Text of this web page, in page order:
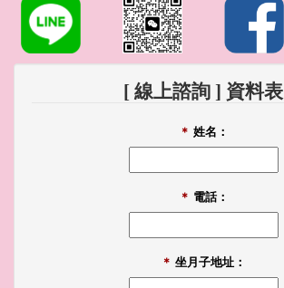
[ 線上諮詢 ] 資料表
＊ 姓名：
＊ 電話：
＊ 坐月子地址：